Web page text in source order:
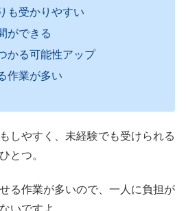
も受かりやすい
ができる
かる可能性アップ
作業が多い
しやすく、未経験でも受けられる
とつ。
る作業が多いので、一人に負担が